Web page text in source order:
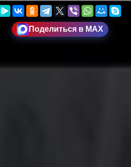
Поделиться в MAX